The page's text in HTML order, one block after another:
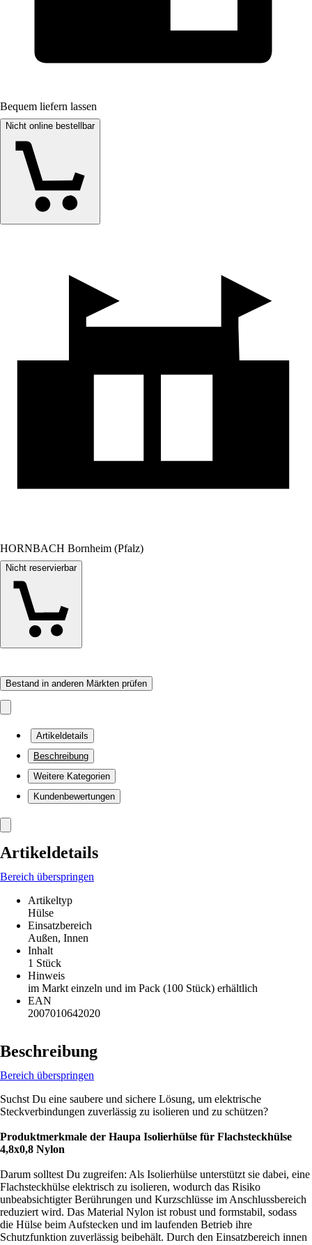
Bequem liefern lassen
Nicht online bestellbar
HORNBACH Bornheim (Pfalz)
Nicht reservierbar
Bestand in anderen Märkten prüfen
Artikeldetails
Beschreibung
Weitere Kategorien
Kundenbewertungen
Artikeldetails
Bereich überspringen
Artikeltyp
Hülse
Einsatzbereich
Außen, Innen
Inhalt
1 Stück
Hinweis
im Markt einzeln und im Pack (100 Stück) erhältlich
EAN
2007010642020
Beschreibung
Bereich überspringen
Suchst Du eine saubere und sichere Lösung, um elektrische
Steckverbindungen zuverlässig zu isolieren und zu schützen?
Produktmerkmale der Haupa Isolierhülse für Flachsteckhülse
4,8x0,8 Nylon
Darum solltest Du zugreifen: Als Isolierhülse unterstützt sie dabei, eine
Flachsteckhülse elektrisch zu isolieren, wodurch das Risiko
unbeabsichtigter Berührungen und Kurzschlüsse im Anschlussbereich
reduziert wird. Das Material Nylon ist robust und formstabil, sodass
die Hülse beim Aufstecken und im laufenden Betrieb ihre
Schutzfunktion zuverlässig beibehält. Durch den Einsatzbereich innen